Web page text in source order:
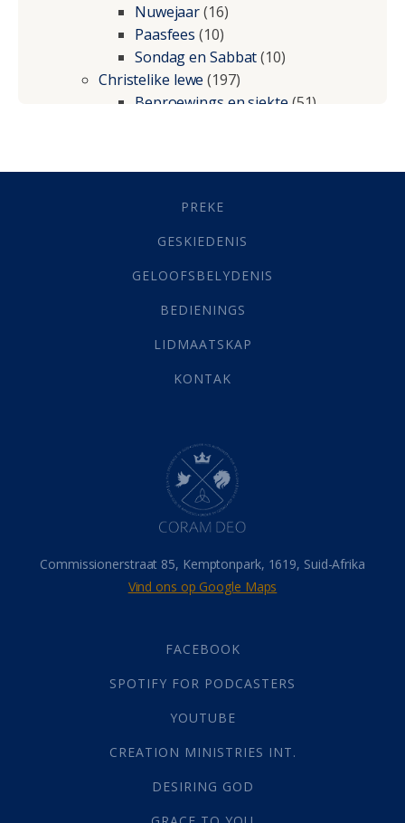
Nuwejaar(16)
Paasfees (10)
Sondag en Sabbat(10)
Christelike lewe (197)
Beproewings en siekte(51)
Geestelike Groei(10)
(21)
Grys Areas(4)
Lewensdoel(3)
Selfondersoek(1)
Werk(22)
(142)
Hemel (31)
Israel (14)
Millennium(1)
Oordeelsdag(19)
Verheerlikte liggaam
Wederkoms
(27)
Gebed(87)
Die Onse Vader(12)
God(392)
Afgode(23)
Almag(1)
Alomteenwoordig
PREKE
GESKIEDENIS
GELOOFSBELYDENIS
BEDIENINGS
LIDMAATSKAP
KONTAK
Commissionerstraat 85, Kemptonpark, 1619, Suid-Afrika
Vind ons op Google Maps
FACEBOOK
SPOTIFY FOR PODCASTERS
YOUTUBE
CREATION MINISTRIES INT.
DESIRING GOD